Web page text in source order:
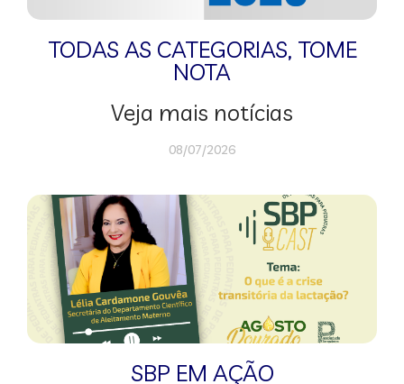
TODAS AS CATEGORIAS, TOME
NOTA
Veja mais notícias
08/07/2026
SBP EM AÇÃO